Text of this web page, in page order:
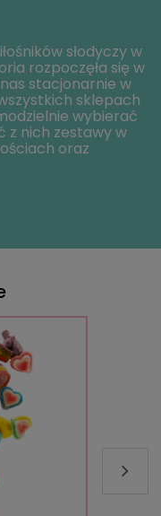
słodyczy w
rozpoczęła się w
stacjonarnie w
sklepach
wybierać
z nich zestawy w
oraz